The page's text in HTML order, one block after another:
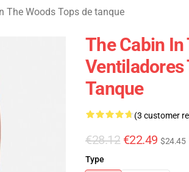
The Woods Tops de tanque
The Cabin
Ventiladores
Tanque
(3 customer
€28.12 €22.49 $24.45
Type